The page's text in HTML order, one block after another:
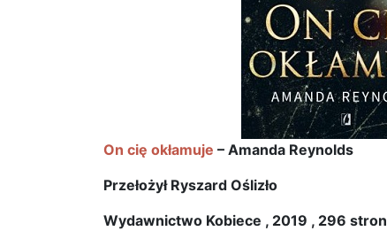
On cię okłamuje – Amanda Reynolds
Przełożył Ryszard Oślizło
Wydawnictwo Kobiece , 2019 , 296 stron